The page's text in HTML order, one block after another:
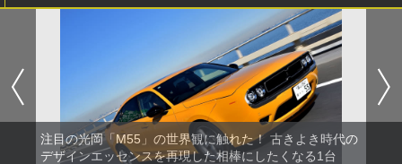
注目の光岡「M55」の世界観に触れた！ 古きよき時代の
デザインエッセンスを再現した相棒にしたくなる1台